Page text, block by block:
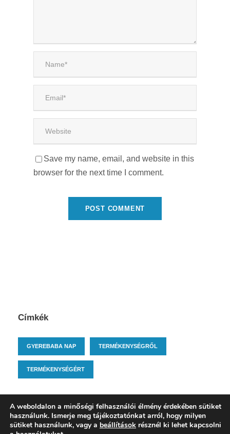
Save my name, email, and website in this
browser for the next time I comment.
Címkék
GYEREBABA NAP TERMÉKENYSÉGRŐL
TERMÉKENYSÉGÉRT
A weboldalon a minőségi felhasználói élmény érdekében sütiket
használunk. Ismerje meg tájékoztatónkat arról, hogy milyen
sütiket használunk, vagy a beállítások résznél ki lehet kapcsolni